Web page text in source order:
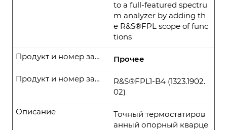
to a full-featured spectru
m analyzer by adding th
e R&S®FPL scope of func
tions
Прочее
Продукт и номер заказа
R&S®FPL1-B4 (1323.1902.
02)
Продукт и номер заказа
Точный термостатиров
анный опорный кварце
Описание